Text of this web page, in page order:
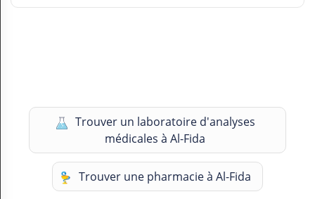
Trouver un laboratoire d'analyses
médicales à Al-Fida
Trouver une pharmacie à Al-Fida